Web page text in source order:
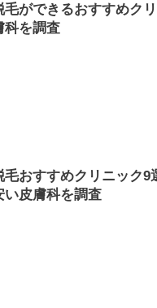
毛ができるおすすめク
科を調査
毛おすすめクリニック
い皮膚科を調査